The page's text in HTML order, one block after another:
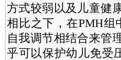
方式较弱以及儿童健
相比之下，在PMH组
自我调节相结合来管
乎可以保护幼儿免受